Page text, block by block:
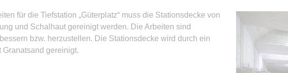
für die Tiefstation „Güterplatz“ muss die Stationsdecke von
und Schalhaut gereinigt werden. Die Arbeiten sind
bzw. herzustellen. Die Stationsdecke wird durch ein
gereinigt.